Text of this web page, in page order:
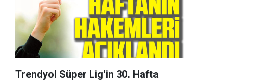
​Trendyol Süper Lig'in 30. Hafta